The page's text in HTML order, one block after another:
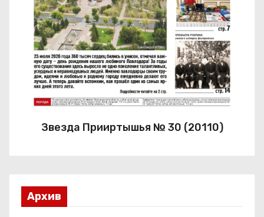
Звезда Прииртышья № 30 (20110)
Архив